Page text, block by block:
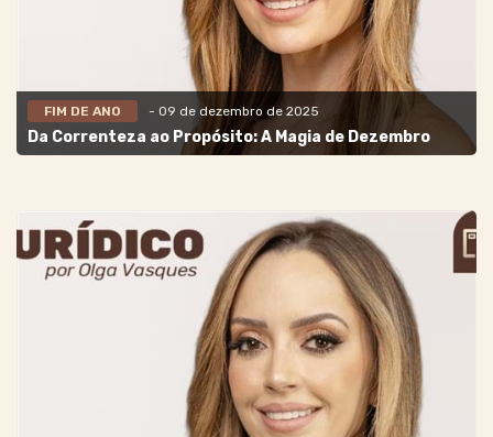
FIM DE ANO - 09 de dezembro de 2025
Da Correnteza ao Propósito: A Magia de Dezembro